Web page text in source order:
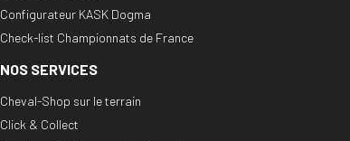
Configurateur KASK Dogma
Check-list Championnats de France
NOS SERVICES
Cheval-Shop sur le terrain
Click & Collect